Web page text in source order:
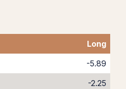
Long
-5.89
-2.25